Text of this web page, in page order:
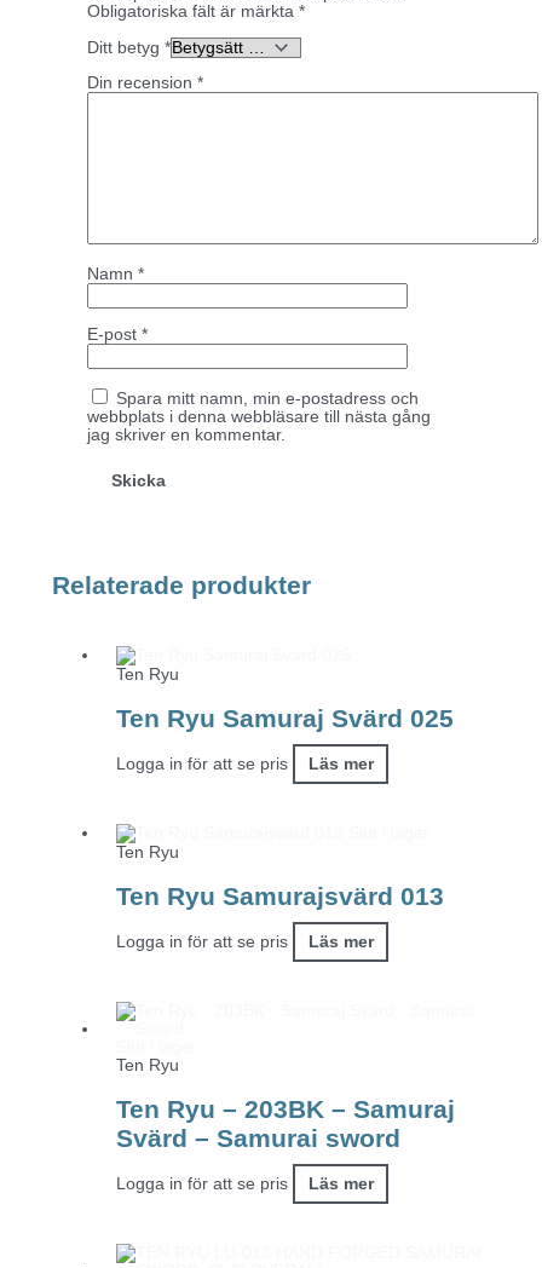
Obligatoriska fält är märkta *
Ditt betyg *
Din recension *
Namn *
E-post *
Spara mitt namn, min e-postadress och
webbplats i denna webbläsare till nästa gång
jag skriver en kommentar.
Relaterade produkter
Ten Ryu
Ten Ryu Samuraj Svärd 025
Logga in för att se pris Läs mer
Ten Ryu
Ten Ryu Samurajsvärd 013
Logga in för att se pris Läs mer
Ten Ryu
Ten Ryu – 203BK – Samuraj
Svärd – Samurai sword
Logga in för att se pris Läs mer